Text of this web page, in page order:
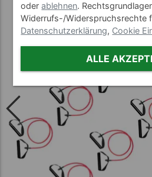
oderablehnen.
Widerrufs-/Widerspruchsrechte
Datenschutzerklärung, Cookie
ALLE